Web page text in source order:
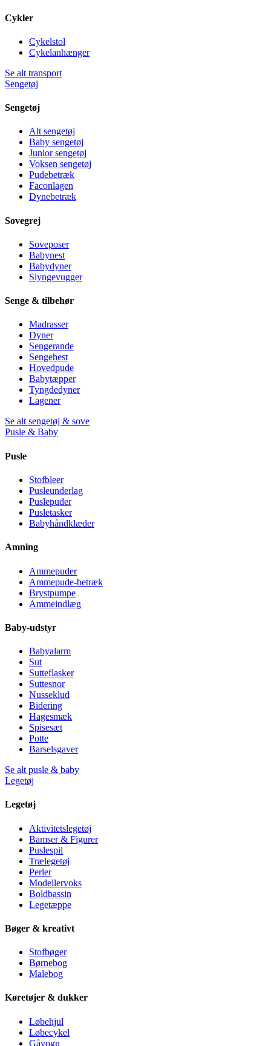
Cykler
Cykelstol
Cykelanhænger
Se alt transport
Sengetøj
Sengetøj
Alt sengetøj
Baby sengetøj
Junior sengetøj
Voksen sengetøj
Pudebetræk
Faconlagen
Dynebetræk
Sovegrej
Soveposer
Babynest
Babydyner
Slyngevugger
Senge & tilbehør
Madrasser
Dyner
Sengerande
Sengehest
Hovedpude
Babytæpper
Tyngdedyner
Lagener
Se alt sengetøj & sove
Pusle & Baby
Pusle
Stofbleer
Pusleunderlag
Puslepuder
Pusletasker
Babyhåndklæder
Amning
Ammepuder
Ammepude-betræk
Brystpumpe
Ammeindlæg
Baby-udstyr
Babyalarm
Sut
Sutteflasker
Suttesnor
Nusseklud
Bidering
Hagesmæk
Spisesæt
Potte
Barselsgaver
Se alt pusle & baby
Legetøj
Legetøj
Aktivitetslegetøj
Bamser & Figurer
Puslespil
Trælegetøj
Perler
Modellervoks
Boldbassin
Legetæppe
Bøger & kreativt
Stofbøger
Børnebog
Malebog
Køretøjer & dukker
Løbehjul
Løbecykel
Gåvogn